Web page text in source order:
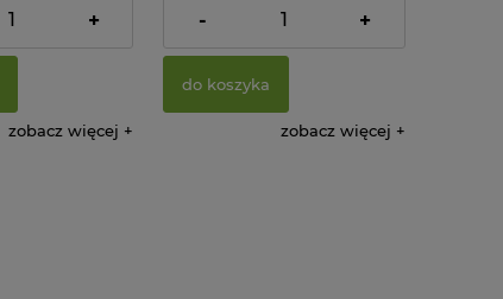
+
zobacz więcej
17,22 zł
- +
do koszyka
zobacz więcej